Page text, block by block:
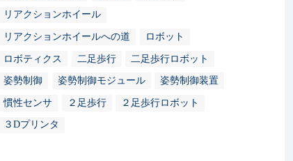
リアクションホイール
リアクションホイールへの道 ロボット
ロボティクス 二足歩行 二足歩行ロボット
姿勢制御 姿勢制御モジュール 姿勢制御装置
慣性センサ ２足歩行 ２足歩行ロボット
３Dプリンタ